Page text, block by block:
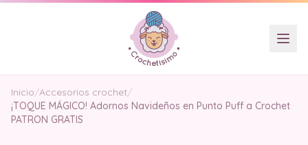
Inicio/Accesorios crochet/
¡TOQUE MÁGICO! Adornos Navideños en Punto Puff a Crochet
PATRON GRATIS